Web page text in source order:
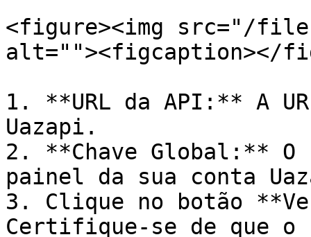
<figure><img src="/files/
alt=""><figcaption></
1. **URL da API:** A
Uazapi.
2. **Chave Global:** O
painel da sua conta
3. Clique no botão
Certifique-se de que o